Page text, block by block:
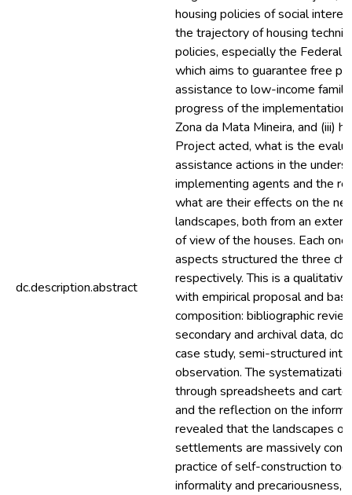
dc.description.abstract
housing policies of social
the trajectory of housing
policies, especially the Federal
which aims to guarantee free
assistance to low-income
progress of the implementation
Zona da Mata Mineira, and (iii)
Project acted, what is the
assistance actions in the
implementing agents and the
what are their effects on the
landscapes, both from an
of view of the houses. Each
aspects structured the three
respectively. This is a
with empirical proposal and
composition: bibliographic
secondary and archival data,
case study, semi-structured
observation. The
through spreadsheets and
and the reflection on the
revealed that the landscapes of
settlements are massively
practice of self-construction
informality and precariousness,